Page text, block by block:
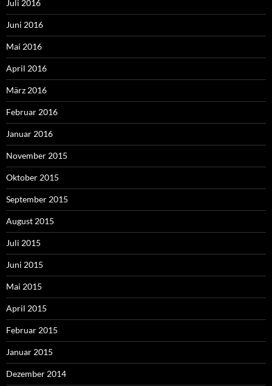
Juli 2016
Juni 2016
Mai 2016
April 2016
März 2016
Februar 2016
Januar 2016
November 2015
Oktober 2015
September 2015
August 2015
Juli 2015
Juni 2015
Mai 2015
April 2015
Februar 2015
Januar 2015
Dezember 2014